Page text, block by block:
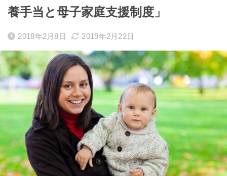
養手当と母子家庭支援制度」
2018年2月8日 2019年2月22日